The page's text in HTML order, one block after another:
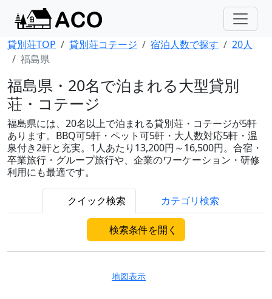
貸別荘TOP 貸別荘コテージ 宿泊人数で探す
20人
福島県
福島県・20名で泊まれる大型貸別
荘・コテージ
福島県には、20名以上で泊まれる貸別荘・コテージが5軒
あります。BBQ可5軒・ペット可5軒・大人数対応5軒・温
泉付き2軒と充実。1人あたり13,200円～16,500円。合宿・
卒業旅行・グループ旅行や、企業のワーケーション・研修
利用にも最適です。
クイック検索 カテゴリ検索
検索条件を開く
地図表示